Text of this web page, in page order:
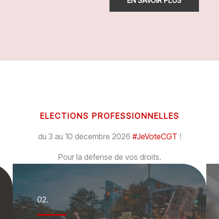
ELECTIONS PROFESSIONNELLES
du 3 au 10 décembre 2026 #JeVoteCGT !
Pour la défense de vos droits.
02.